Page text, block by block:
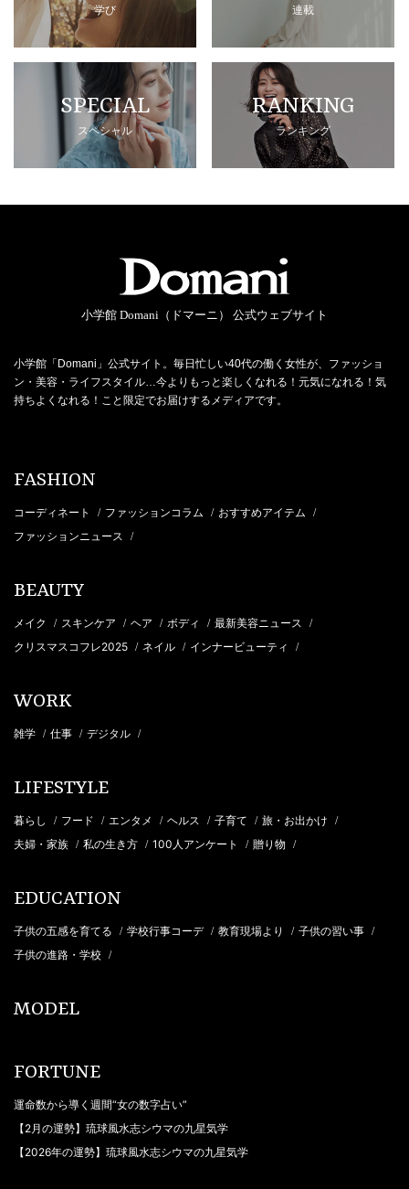
学び 連載
SPECIAL
スペシャル
RANKING
ランキング
小学館 Domani（ドマーニ） 公式ウェブサイト
小学館「Domani」公式サイト。毎日忙しい40代の働く女性が、ファッショ
ン・美容・ライフスタイル…今よりもっと楽しくなれる！元気になれる！気
持ちよくなれる！こと限定でお届けするメディアです。
FASHION
コーディネート / ファッションコラム / おすすめアイテム /
ファッションニュース /
BEAUTY
メイク / スキンケア / ヘア / ボディ / 最新美容ニュース /
クリスマスコフレ2025 / ネイル / インナービューティ /
WORK
雑学 / 仕事 / デジタル /
LIFESTYLE
暮らし / フード / エンタメ / ヘルス / 子育て / 旅・お出かけ /
夫婦・家族 / 私の生き方 / 100人アンケート / 贈り物 /
EDUCATION
子供の五感を育てる / 学校行事コーデ / 教育現場より / 子供の習い事 /
子供の進路・学校 /
MODEL
FORTUNE
運命数から導く週間“女の数字占い”
【2月の運勢】琉球風水志シウマの九星気学
【2026年の運勢】琉球風水志シウマの九星気学